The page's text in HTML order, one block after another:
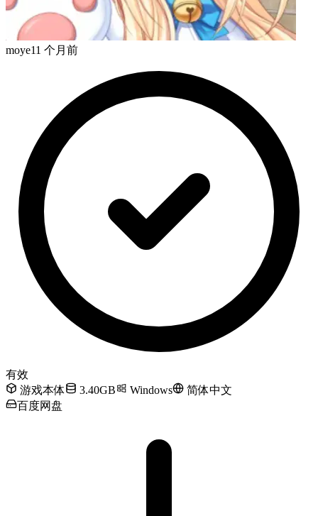
moye11 个月前
有效
游戏本体
3.40GB Windows
简体中文
百度网盘